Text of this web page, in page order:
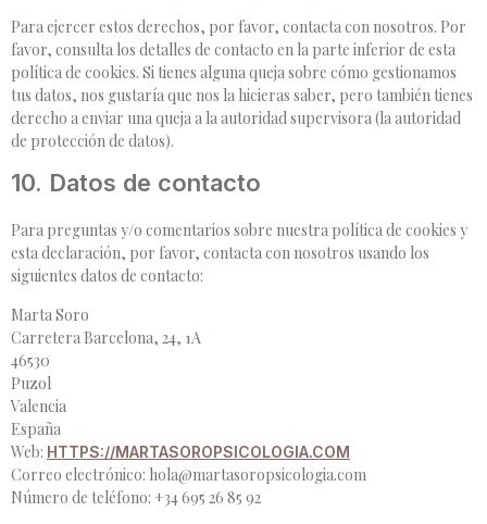
Para ejercer estos derechos, por favor, contacta con nosotros. Por
favor, consulta los detalles de contacto en la parte inferior de esta
política de cookies. Si tienes alguna queja sobre cómo gestionamos
tus datos, nos gustaría que nos la hicieras saber, pero también tienes
derecho a enviar una queja a la autoridad supervisora (la autoridad
de protección de datos).
10. Datos de contacto
Para preguntas y/o comentarios sobre nuestra política de cookies y
esta declaración, por favor, contacta con nosotros usando los
siguientes datos de contacto:
Marta Soro
Carretera Barcelona, 24, 1A
46530
Puzol
Valencia
España
Web: HTTPS://MARTASOROPSICOLOGIA.COM
Correo electrónico: hola@martasoropsicologia.com
Número de teléfono: +34 695 26 85 92